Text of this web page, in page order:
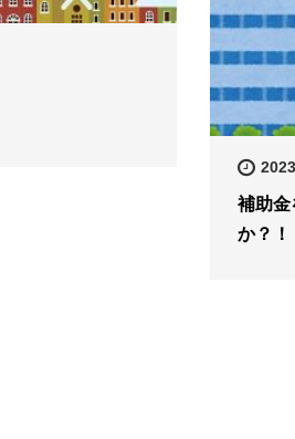
補助金
か？！